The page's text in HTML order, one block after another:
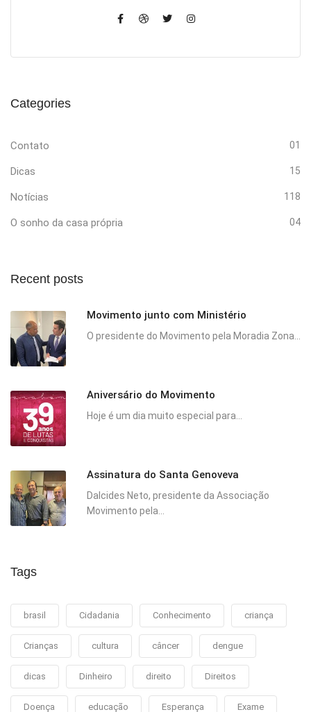
Categories
Contato 01
Dicas 15
Notícias 118
O sonho da casa própria 04
Recent posts
Movimento junto com Ministério
O presidente do Movimento pela Moradia Zona...
Aniversário do Movimento
Hoje é um dia muito especial para...
Assinatura do Santa Genoveva
Dalcides Neto, presidente da Associação
Movimento pela...
Tags
brasil Cidadania Conhecimento criança
Crianças cultura câncer dengue
dicas Dinheiro direito Direitos
Doença educação Esperança Exame